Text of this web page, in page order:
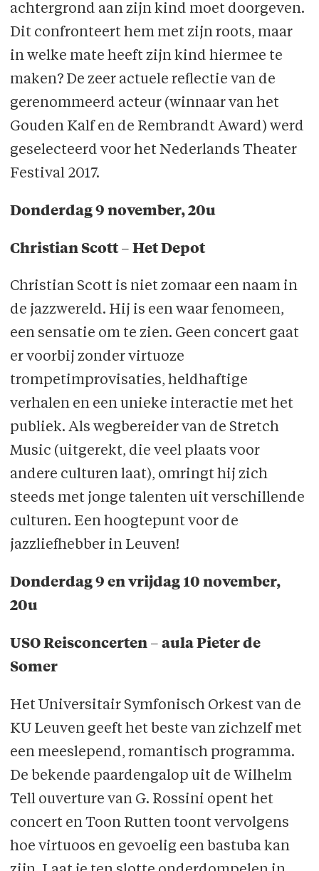
achtergrond aan zijn kind moet doorgeven.
Dit confronteert hem met zijn roots, maar
in welke mate heeft zijn kind hiermee te
maken? De zeer actuele reflectie van de
gerenommeerd acteur (winnaar van het
Gouden Kalf en de Rembrandt Award) werd
geselecteerd voor het Nederlands Theater
Festival 2017.
Donderdag 9 november, 20u
Christian Scott – Het Depot
Christian Scott is niet zomaar een naam in
de jazzwereld. Hij is een waar fenomeen,
een sensatie om te zien. Geen concert gaat
er voorbij zonder virtuoze
trompetimprovisaties, heldhaftige
verhalen en een unieke interactie met het
publiek. Als wegbereider van de Stretch
Music (uitgerekt, die veel plaats voor
andere culturen laat), omringt hij zich
steeds met jonge talenten uit verschillende
culturen. Een hoogtepunt voor de
jazzliefhebber in Leuven!
Donderdag 9 en vrijdag 10 november,
20u
USO Reisconcerten – aula Pieter de
Somer
Het Universitair Symfonisch Orkest van de
KU Leuven geeft het beste van zichzelf met
een meeslepend, romantisch programma.
De bekende paardengalop uit de Wilhelm
Tell ouverture van G. Rossini opent het
concert en Toon Rutten toont vervolgens
hoe virtuoos en gevoelig een bastuba kan